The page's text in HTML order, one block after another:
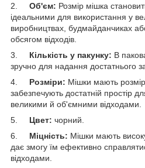
2. Об'єм: Розмір мішка
ідеальними для використання у
виробництвах, будмайданчиках
обсягом відходів.
3. Кількість у пакунку: В
зручно для надання достатнього
4. Розміри: Мішки мають
забезпечують достатній простір
великими й об'ємними відходами.
5. Цвет: чорний.
6. Міцність: Мішки мають
дає змогу їм ефективно
відходами.